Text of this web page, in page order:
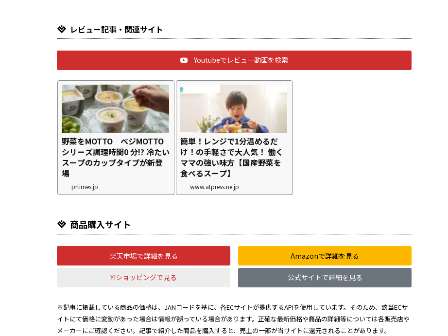
レビュー記事・関連サイト
Youtubeでレビュー動画を検索
野菜をMOTTO ベジMOTTO
シリーズ調理時間0 分!? 冷たい
スープのカップタイプが新登
場
prtimes.jp
簡単！レンジで1分温めるだ
け！の手軽さで大人気！ 働く
ママの強い味方【国産野菜を
食べるスープ】
www.atpress.ne.jp
商品購入サイト
楽天市場で詳細を見る Amazonで詳細を見る
Y!ショッピングで見る 公式サイトで詳細を見る
※記事に掲載している商品の価格は、JANコードを基に、各ECサイトが提供するAPIを使用しています。そのため、該当ECサ
イトにて価格に変動があった場合は情報が誤っている場合があります。正確な最新価格や商品の詳細等については各販売店や
メーカーにご確認ください。記事で紹介した商品を購入すると、売上の一部が当サイトに還元されることがあります。